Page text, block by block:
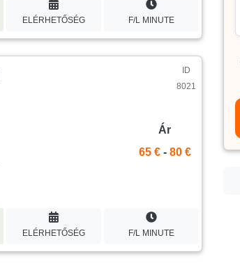
ELÉRHETŐSÉG F/L MINUTE
ID
8021
Ár
65 € - 80 €
ELÉRHETŐSÉG F/L MINUTE